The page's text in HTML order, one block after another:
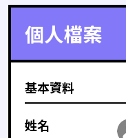
個人檔案
基本資料
姓名